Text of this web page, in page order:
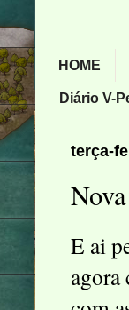
HOME
Diário V-
terça-
E ai
agora